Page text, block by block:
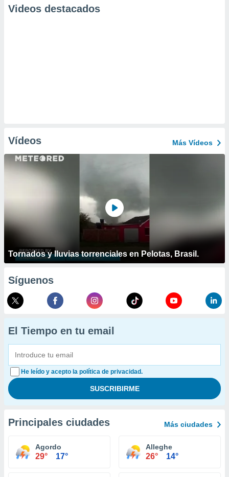
Videos destacados
Vídeos Más Vídeos
Tornados y lluvias torrenciales en Pelotas, Brasil.
Síguenos
El Tiempo en tu email
He leído y acepto la política de privacidad.
Principales ciudades Más ciudades
Agordo
29° 17°
Alleghe
26° 14°